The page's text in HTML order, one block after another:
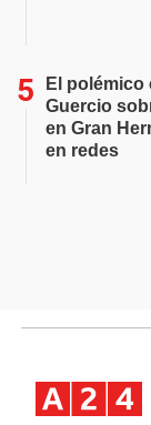
El polémico
Guercio
en Gran
en redes